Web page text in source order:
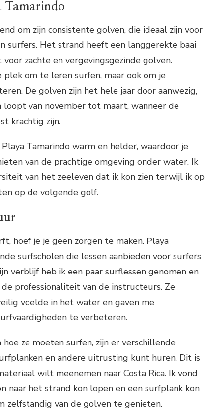
Tamarindo
om zijn consistente golven, die ideaal zijn voor
surfers. Het strand heeft een langgerekte baai
zachte en vergevingsgezinde golven.
om te leren surfen, maar ook om je
De golven zijn het hele jaar door aanwezig,
loopt van november tot maart, wanneer de
krachtig zijn.
Tamarindo warm en helder, waardoor je
van de prachtige omgeving onder water. Ik
van het zeeleven dat ik kon zien terwijl ik op
op de volgende golf.
hoef je je geen zorgen te maken. Playa
surfscholen die lessen aanbieden voor surfers
verblijf heb ik een paar surflessen genomen en
professionaliteit van de instructeurs. Ze
voelde in het water en gaven me
te verbeteren.
ze moeten surfen, zijn er verschillende
en andere uitrusting kunt huren. Dit is
wilt meenemen naar Costa Rica. Ik vond
naar het strand kon lopen en een surfplank kon
zelfstandig van de golven te genieten.